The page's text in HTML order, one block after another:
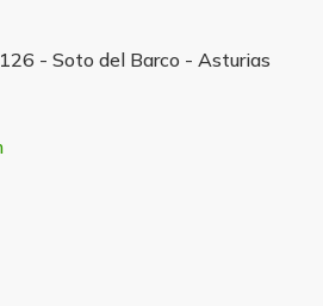
- Soto del Barco - Asturias